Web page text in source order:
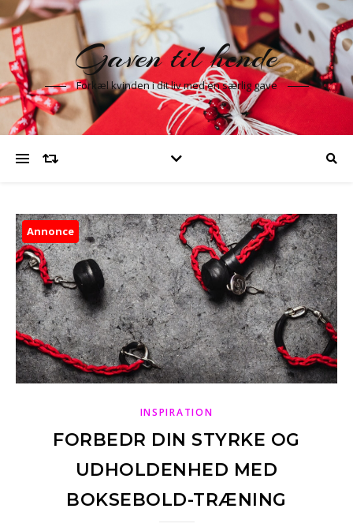
Gaven til hende
Forkæl kvinden i dit liv med en særlig gave
Annonce
INSPIRATION
FORBEDR DIN STYRKE OG
UDHOLDENHED MED
BOKSEBOLD-TRÆNING